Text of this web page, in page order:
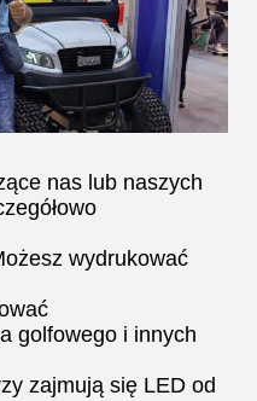
nas lub naszych
wydrukować
golfowego i innych
zajmują się LED od